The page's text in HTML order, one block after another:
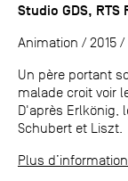
Studio GDS,
Animation / 2015 /
Un père portant
malade croit voir
D'après Erlkönig,
Schubert et Liszt.
Plus